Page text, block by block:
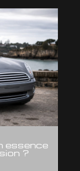
essence
?